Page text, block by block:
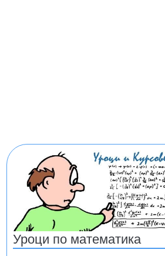
Уроци по математика